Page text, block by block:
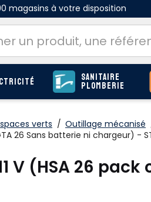
magasins à votre disposition
Sanitaire
Plomberie
verts / Outillage mécanisé
26 Sans batterie ni chargeur) -
V (HSA 26